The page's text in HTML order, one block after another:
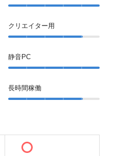
クリエイター用
静音PC
長時間稼働